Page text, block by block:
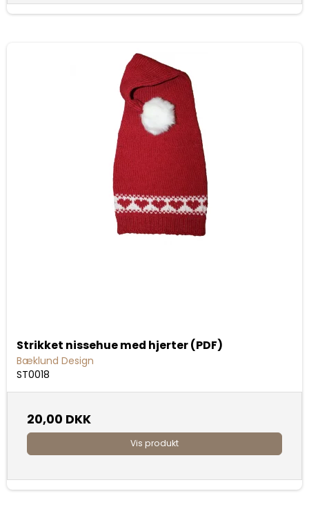
Strikket nissehue med hjerter (PDF)
Bæklund Design
ST0018
20,00 DKK
Vis produkt